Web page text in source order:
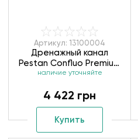
Артикул: 13100004
Дренажный канал
Pestan Confluo Premium
Line 650 мм 13100004
наличие уточняйте
4 422 грн
Купить